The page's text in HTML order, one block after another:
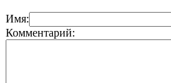
Имя:
Комментарий: